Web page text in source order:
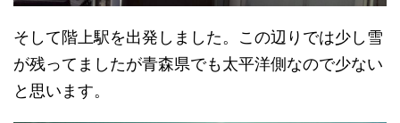
そして階上駅を出発しました。この辺りでは少し雪
が残ってましたが青森県でも太平洋側なので少ない
と思います。